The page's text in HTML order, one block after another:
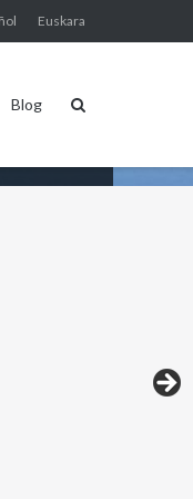
Euskara
Blog